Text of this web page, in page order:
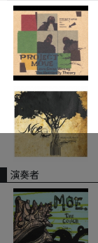
演奏者